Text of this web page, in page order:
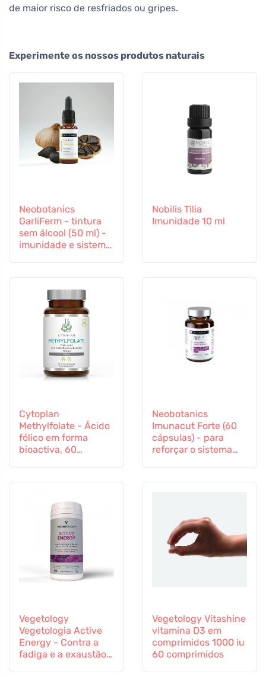
de maior risco de resfriados ou gripes.
Experimente os nossos produtos naturais
Neobotanics
GarliFerm - tintura
sem álcool (50 ml) -
imunidade e sistema
Nobilis Tilia
Imunidade 10 ml
Cytoplan
Methylfolate - Ácido
fólico em forma
bioactiva, 60
Neobotanics
Imunacut Forte (60
cápsulas) - para
reforçar o sistema
Vegetology
Vegetologia Active
Energy - Contra a
fadiga e a exaustão,
Vegetology Vitashine
vitamina D3 em
comprimidos 1000 iu
60 comprimidos